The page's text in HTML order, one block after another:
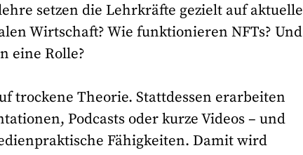
setzen die Lehrkräfte gezielt auf aktuelle
Wirtschaft? Wie funktionieren NFTs? Und
eine Rolle?
trockene Theorie. Stattdessen erarbeiten
Podcasts oder kurze Videos – und
Fähigkeiten. Damit wird